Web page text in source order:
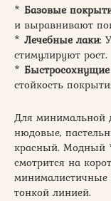
* Базовые
и выравнивают
* Лечебные лаки:
стимулируют рост.
*
стойкость
Для минимальной
нюдовые,
красный. Модный
смотрится на
минималистичные
тонкой линией.